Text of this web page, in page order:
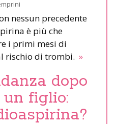
nessun precedente
è più che
i primi mesi di
rischio di trombi. »
dopo
figlio: